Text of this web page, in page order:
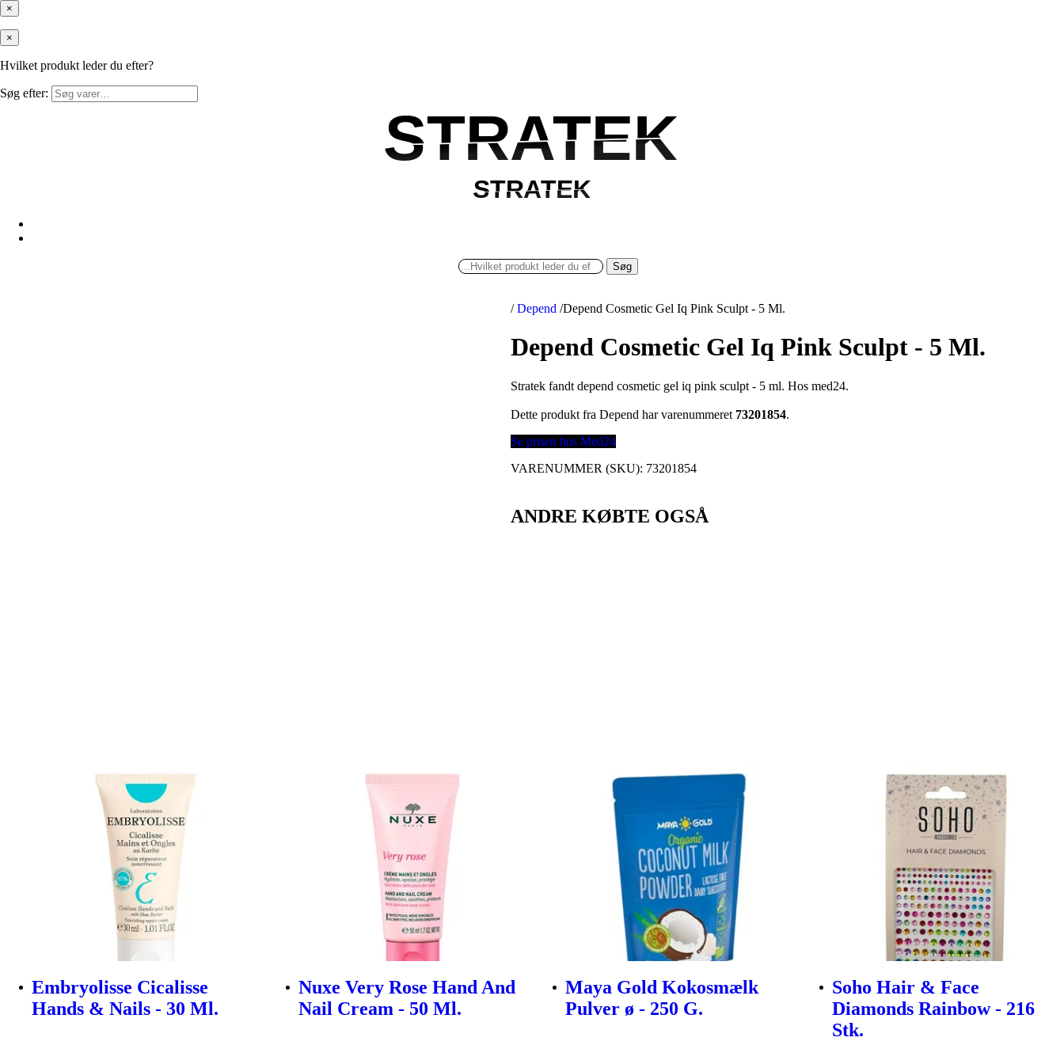
×
×
Hvilket produkt leder du efter?
Søg efter:
STRATEK
STRATEK
STRATEK
STRATEK
Søg
/ Depend /Depend Cosmetic Gel Iq Pink Sculpt - 5 Ml.
Depend Cosmetic Gel Iq Pink Sculpt - 5 Ml.
Stratek fandt depend cosmetic gel iq pink sculpt - 5 ml. Hos med24.
Dette produkt fra Depend har varenummeret 73201854.
Se prisen hos Med24
VARENUMMER (SKU): 73201854
ANDRE KØBTE OGSÅ
Embryolisse Cicalisse
Hands & Nails - 30 Ml.
Nuxe Very Rose Hand And
Nail Cream - 50 Ml.
Maya Gold Kokosmælk
Pulver ø - 250 G.
Soho Hair & Face
Diamonds Rainbow - 216
Stk.